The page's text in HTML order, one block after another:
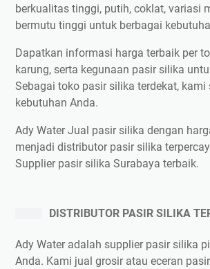
berkualitas tinggi, putih, coklat, variasi
bermutu tinggi untuk berbagai
Dapatkan informasi harga terbaik per
karung, serta kegunaan pasir silika
Sebagai toko pasir silika terdekat, kami
kebutuhan Anda.
Ady Water Jual pasir silika dengan
menjadi distributor pasir silika
Supplier pasir silika Surabaya terbaik.
DISTRIBUTOR PASIR SILIKA
Ady Water adalah supplier pasir silika
Anda. Kami jual grosir atau eceran